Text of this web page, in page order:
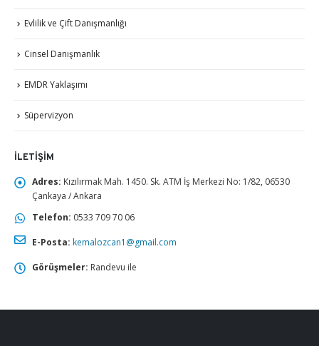
Evlilik ve Çift Danışmanlığı
Cinsel Danışmanlık
EMDR Yaklaşımı
Süpervizyon
İLETIŞIM
Adres: Kızılırmak Mah. 1450. Sk. ATM İş Merkezi No: 1/82, 06530
Çankaya / Ankara
Telefon: 0533 709 70 06
E-Posta: kemalozcan1@gmail.com
Görüşmeler: Randevu ile